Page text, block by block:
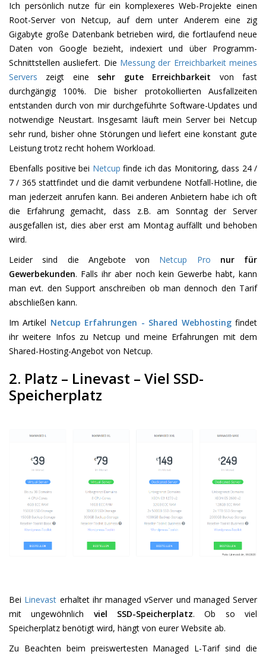
Ich persönlich nutze für ein komplexeres Web-Projekte einen
Root-Server von Netcup, auf dem unter Anderem eine zig
Gigabyte große Datenbank betrieben wird, die fortlaufend neue
Daten von Google bezieht, indexiert und über Programm-
Schnittstellen ausliefert. Die Messung der Erreichbarkeit meines
Servers zeigt eine sehr gute Erreichbarkeit von fast
durchgängig 100%. Die bisher protokollierten Ausfallzeiten
entstanden durch von mir durchgeführte Software-Updates und
notwendige Neustart. Insgesamt läuft mein Server bei Netcup
sehr rund, bisher ohne Störungen und liefert eine konstant gute
Leistung trotz recht hohem Workload.
Ebenfalls positive bei Netcup finde ich das Monitoring, dass 24 /
7 / 365 stattfindet und die damit verbundene Notfall-Hotline, die
man jederzeit anrufen kann. Bei anderen Anbietern habe ich oft
die Erfahrung gemacht, dass z.B. am Sonntag der Server
ausgefallen ist, dies aber erst am Montag auffällt und behoben
wird.
Leider sind die Angebote von Netcup Pro
nur für
Gewerbekunden. Falls ihr aber noch kein Gewerbe habt, kann
man evt. den Support anschreiben ob man dennoch den Tarif
abschließen kann.
Im Artikel Netcup Erfahrungen - Shared Webhostingfindet
ihr weitere Infos zu Netcup und meine Erfahrungen mit dem
Shared-Hosting-Angebot von Netcup.
2. Platz – Linevast – Viel SSD-
Speicherplatz
Bei Linevast erhaltet ihr managed vServer und managed Server
mit ungewöhnlich viel SSD-Speicherplatz. Ob so viel
Speicherplatz benötigt wird, hängt von eurer Website ab.
Zu Beachten beim preiswertesten Managed L-Tarif sind die